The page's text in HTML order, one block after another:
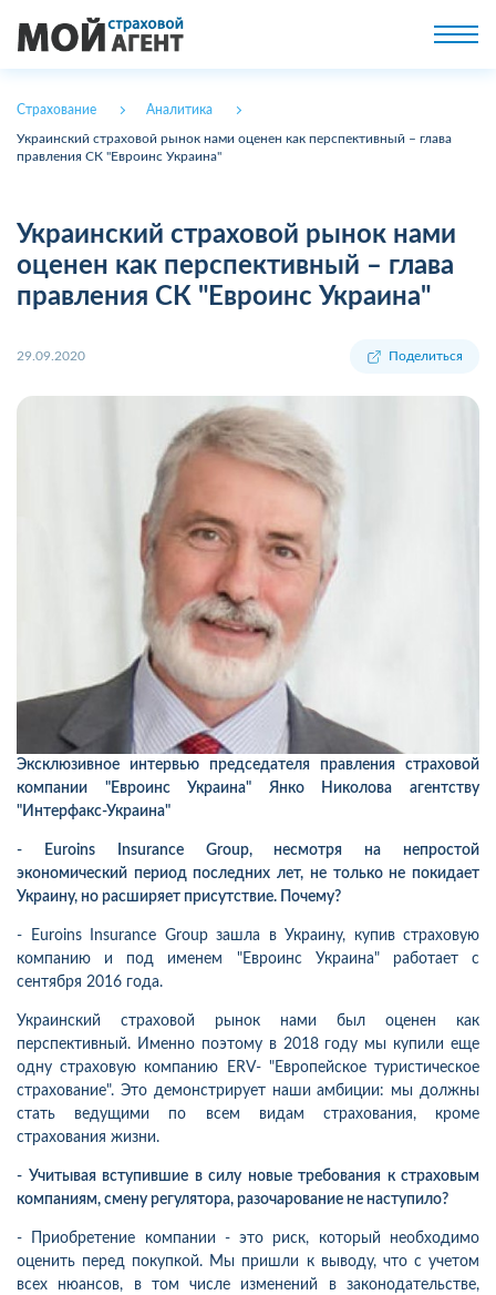
Страхование Аналитика
Украинский страховой рынок нами оценен как перспективный – глава
правления СК "Евроинс Украина"
Украинский страховой рынок нами
оценен как перспективный – глава
правления СК "Евроинс Украина"
29.09.2020 Поделиться
Эксклюзивное интервью председателя правления страховой
компании "Евроинс Украина" Янко Николова агентству
"Интерфакс-Украина"
- Euroins Insurance Group, несмотря на непростой
экономический период последних лет, не только не покидает
Украину, но расширяет присутствие. Почему?
- Euroins Insurance Group зашла в Украину, купив страховую
компанию и под именем "Евроинс Украина" работает с
сентября 2016 года.
Украинский страховой рынок нами был оценен как
перспективный. Именно поэтому в 2018 году мы купили еще
одну страховую компанию ERV- "Европейское туристическое
страхование". Это демонстрирует наши амбиции: мы должны
стать ведущими по всем видам страхования, кроме
страхования жизни.
- Учитывая вступившие в силу новые требования к страховым
компаниям, смену регулятора, разочарование не наступило?
- Приобретение компании - это риск, который необходимо
оценить перед покупкой. Мы пришли к выводу, что с учетом
всех нюансов, в том числе изменений в законодательстве,